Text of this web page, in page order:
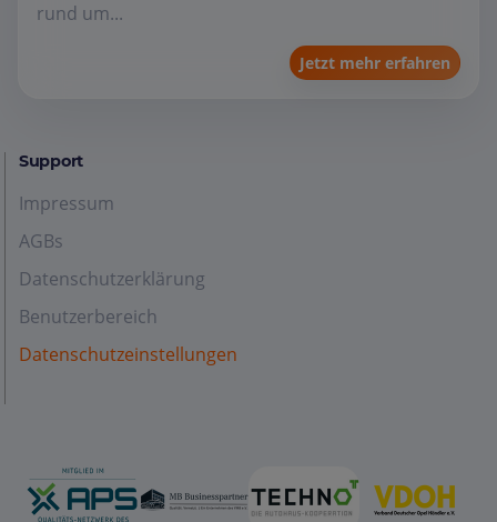
rund um...
Jetzt mehr erfahren
Support
Impressum
AGBs
Datenschutzerklärung
Benutzerbereich
Datenschutzeinstellungen